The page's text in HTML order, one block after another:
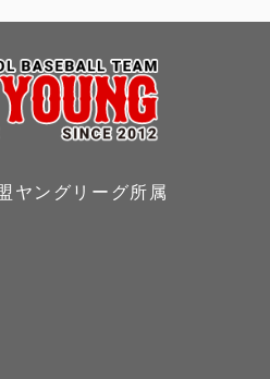
ヤングリーグ所属